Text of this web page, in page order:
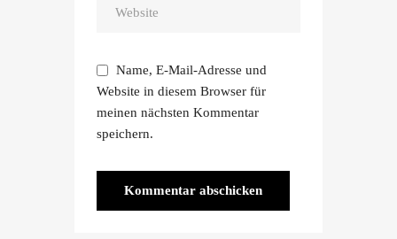
Name, E-Mail-Adresse und
Website in diesem Browser für
meinen nächsten Kommentar
speichern.